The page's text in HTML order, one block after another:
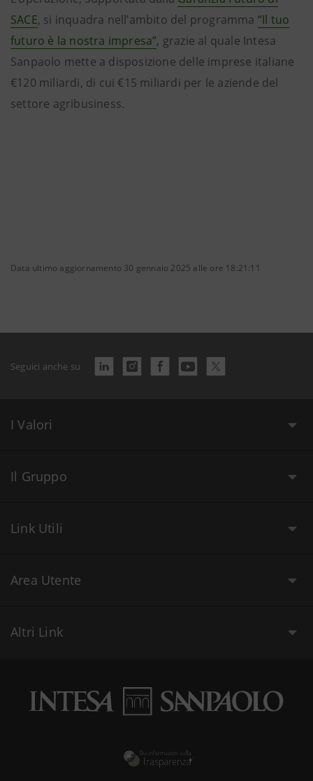
SACE, si inquadra nell’ambito del programma “Il tuo
futuro è la nostra impresa”, grazie al quale Intesa
Sanpaolo mette a disposizione delle imprese italiane
€120 miliardi, di cui €15 miliardi per le aziende del
settore agribusiness.
Data ultimo aggiornamento 30 gennaio 2025 alle ore 18:21:11
Seguici anche su
I Valori
Il Gruppo
Link Utili
Area Utente
Altri Link